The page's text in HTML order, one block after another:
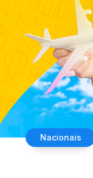
Nacionais